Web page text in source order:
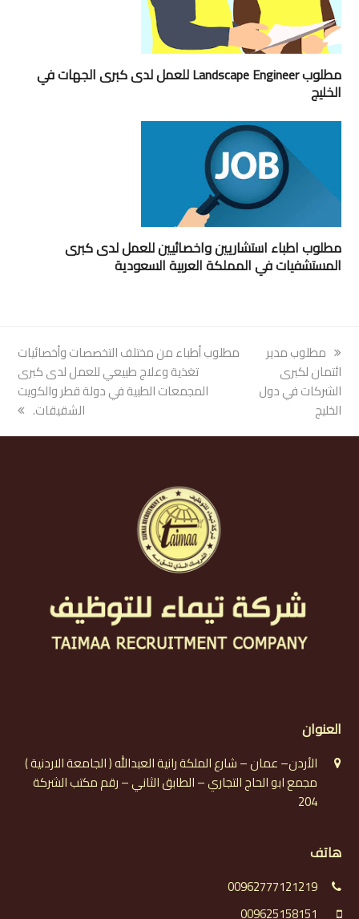
مطلوب Landscape Engineer للعمل لدى كبرى الجهات في
الخليج
مطلوب اطباء استشاريين واخصائيين للعمل لدى كبرى
المستشفيات في المملكة العربية السعودية
previous
post:
مطلوب مدير
ائتمان لكبرى
الشركات في دول
الخليج
next
مطلوب أطباء من مختلف التخصصات وأخصائيات
تغذية وعلاج طبيعي للعمل لدى كبرى
المجمعات الطبية في دولة قطر والكويت
الشقيقات.
العنوان
الأردن– عمان – شارع الملكة رانية العبدالله ( الجامعة الاردنية )
مجمع ابو الحاج التجاري – الطابق الثاني – رقم مكتب الشركة
204
هاتف
00962777121219
009625158151